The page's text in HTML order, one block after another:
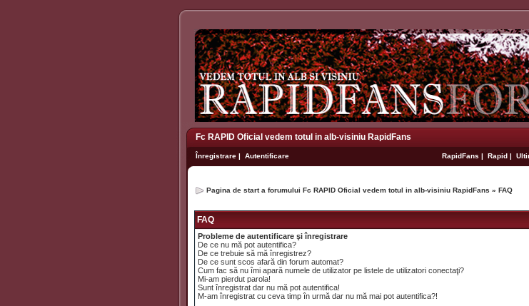
Fc RAPID Oficial vedem totul in alb-visiniu RapidFans
Înregistrare | Autentificare RapidFans | Rapid |
Pagina de start a forumului Fc RAPID Oficial vedem totul in alb-visiniu RapidFans » FAQ
FAQ
Probleme de autentificare şi înregistrare
De ce nu mă pot autentifica?
De ce trebuie să mă înregistrez?
De ce sunt scos afară din forum automat?
Cum fac să nu îmi apară numele de utilizator pe listele de utilizatori conectaţi?
Mi-am pierdut parola!
Sunt înregistrat dar nu mă pot autentifica!
M-am înregistrat cu ceva timp în urmă dar nu mă mai pot autentifica?!